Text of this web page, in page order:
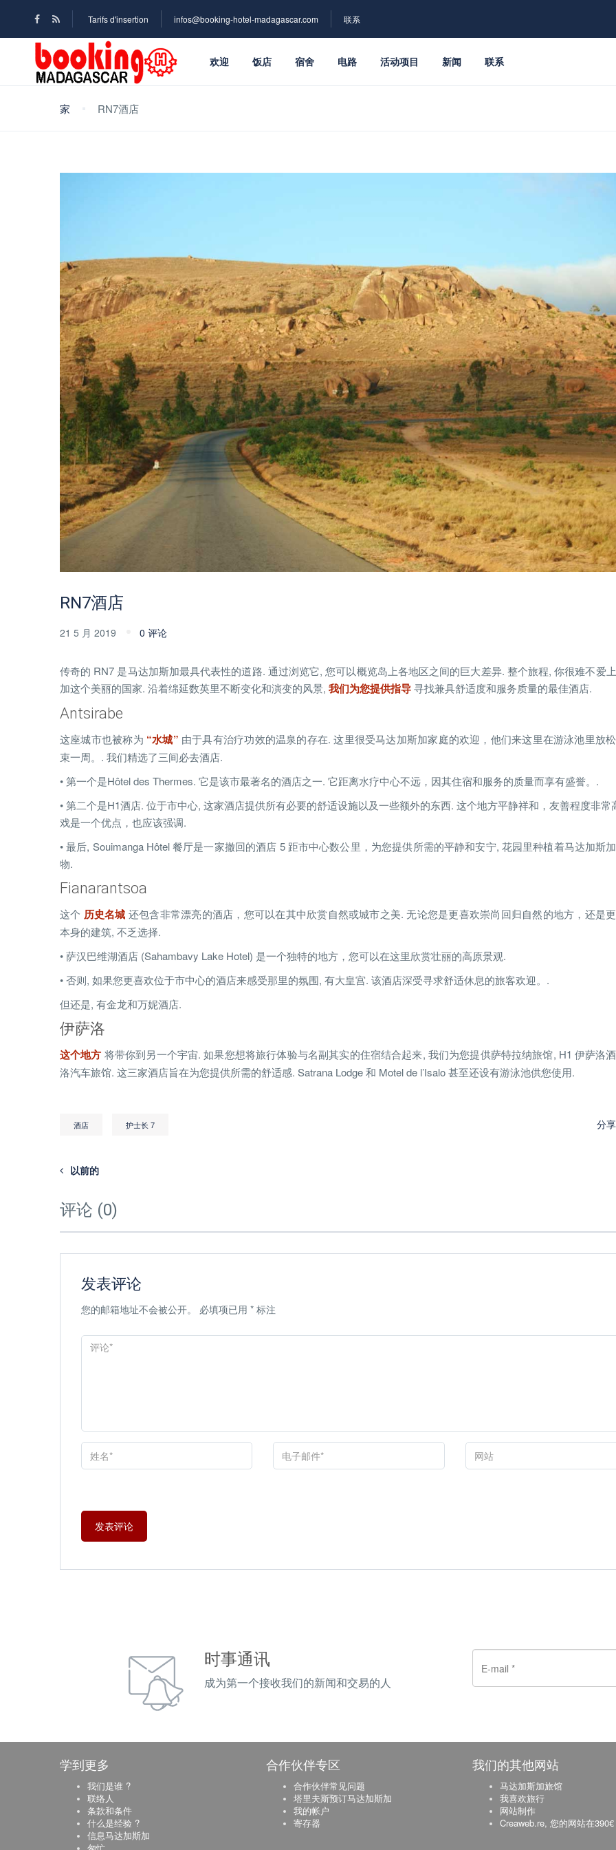
Tarifs d'insertion infos@booking-hotel-madagascar.com 联系
欢迎 饭店 宿舍 电路 活动项目 新闻 联系
家 RN7酒店
RN7酒店
21 5 月 2019 0 评论
传奇的 RN7 是马达加斯加最具代表性的道路. 通过浏览它, 您可以概览岛上各地区之间的巨大差异. 整个旅程, 你很难不爱
加这个美丽的国家. 沿着绵延数英里不断变化和演变的风景, 我们为您提供指导寻找兼具舒适度和服务质量的最佳酒店.
Antsirabe
这座城市也被称为 “水城” 由于具有治疗功效的温泉的存在. 这里很受马达加斯加家庭的欢迎，他们来这里在游泳池里放
束一周。. 我们精选了三间必去酒店.
• 第一个是Hôtel des Thermes. 它是该市最著名的酒店之一. 它距离水疗中心不远，因其住宿和服务的质量而享有盛誉。.
• 第二个是H1酒店. 位于市中心, 这家酒店提供所有必要的舒适设施以及一些额外的东西. 这个地方平静祥和，友善程度非常
戏是一个优点，也应该强调.
• 最后, Souimanga Hôtel 餐厅是一家撤回的酒店 5 距市中心数公里，为您提供所需的平静和安宁, 花园里种植着马达加斯
物.
Fianarantsoa
这个 历史名城 还包含非常漂亮的酒店，您可以在其中欣赏自然或城市之美. 无论您是更喜欢崇尚回归自然的地方，还是
本身的建筑, 不乏选择.
• 萨汉巴维湖酒店 (Sahambavy Lake Hotel) 是一个独特的地方，您可以在这里欣赏壮丽的高原景观.
• 否则, 如果您更喜欢位于市中心的酒店来感受那里的氛围, 有大皇宫. 该酒店深受寻求舒适休息的旅客欢迎。.
但还是, 有金龙和万妮酒店.
伊萨洛
这个地方 将带你到另一个宇宙. 如果您想将旅行体验与名副其实的住宿结合起来, 我们为您提供萨特拉纳旅馆, H1 伊萨洛
洛汽车旅馆. 这三家酒店旨在为您提供所需的舒适感. Satrana Lodge 和 Motel de l’Isalo 甚至还设有游泳池供您使用.
酒店 护士长 7 分享
以前的
评论 (0)
发表评论
您的邮箱地址不会被公开。 必填项已用 * 标注
时事通讯
成为第一个接收我们的新闻和交易的人
学到更多
我们是谁 ?
联络人
条款和条件
什么是经验 ?
信息马达加斯加
合作伙伴专区
合作伙伴常见问题
塔里夫斯预订马达加斯加
我的帐户
寄存器
我们的其他网站
马达加斯加旅馆
我喜欢旅行
网站制作
Creaweb.re, 您的网站在390€